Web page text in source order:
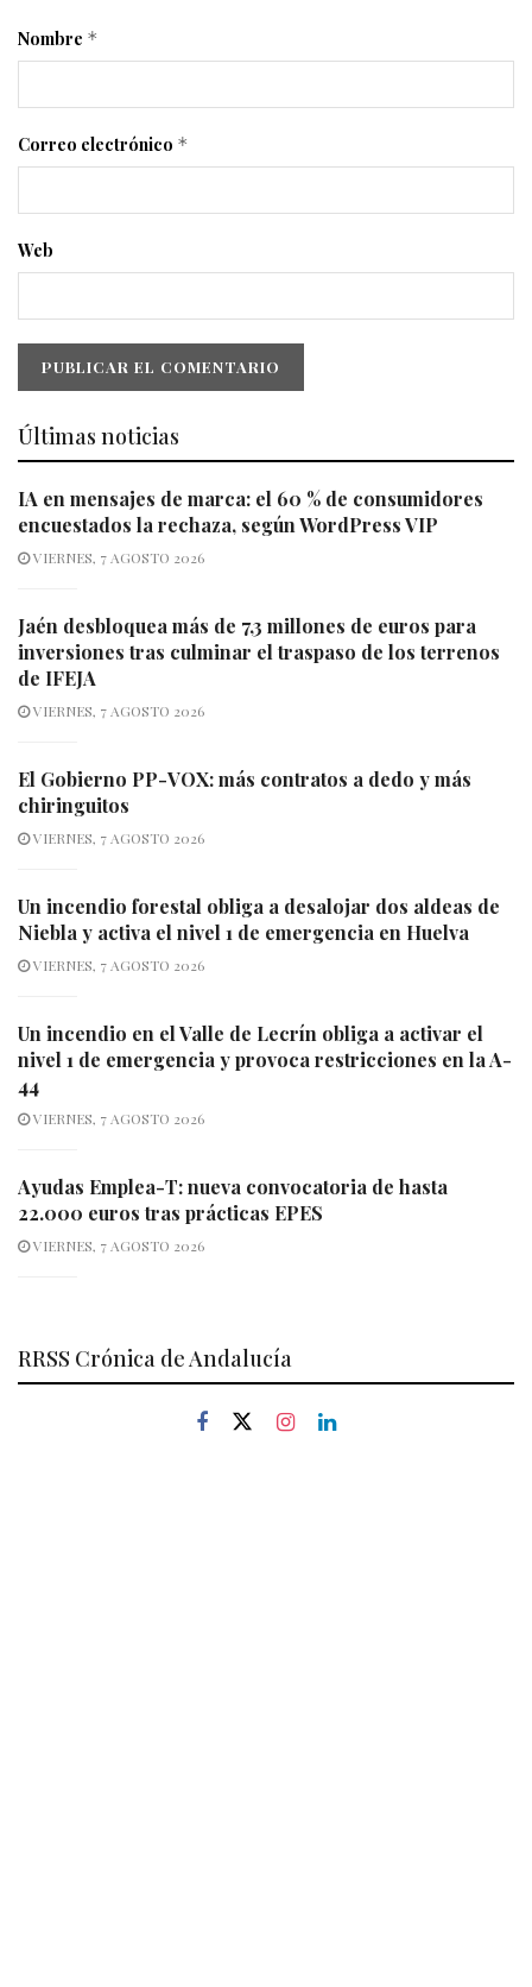
Nombre *
Correo electrónico *
Web
Últimas noticias
IA en mensajes de marca: el 60 % de consumidores
encuestados la rechaza, según WordPress VIP
VIERNES, 7 AGOSTO 2026
Jaén desbloquea más de 7,3 millones de euros para
inversiones tras culminar el traspaso de los terrenos
de IFEJA
VIERNES, 7 AGOSTO 2026
El Gobierno PP-VOX: más contratos a dedo y más
chiringuitos
VIERNES, 7 AGOSTO 2026
Un incendio forestal obliga a desalojar dos aldeas de
Niebla y activa el nivel 1 de emergencia en Huelva
VIERNES, 7 AGOSTO 2026
Un incendio en el Valle de Lecrín obliga a activar el
nivel 1 de emergencia y provoca restricciones en la A-
44
VIERNES, 7 AGOSTO 2026
Ayudas Emplea-T: nueva convocatoria de hasta
22.000 euros tras prácticas EPES
VIERNES, 7 AGOSTO 2026
RRSS Crónica de Andalucía